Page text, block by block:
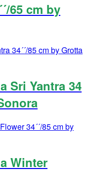
65 cm by
Sri Yantra 34
Winter